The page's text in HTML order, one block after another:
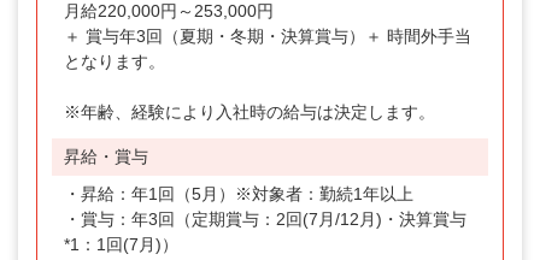
月給220,000円～253,000円
＋ 賞与年3回（夏期・冬期・決算賞与）＋ 時間外手当
となります。
※年齢、経験により入社時の給与は決定します。
昇給・賞与
・昇給：年1回（5月）※対象者：勤続1年以上
・賞与：年3回（定期賞与：2回(7月/12月)・決算賞与
*1：1回(7月)）